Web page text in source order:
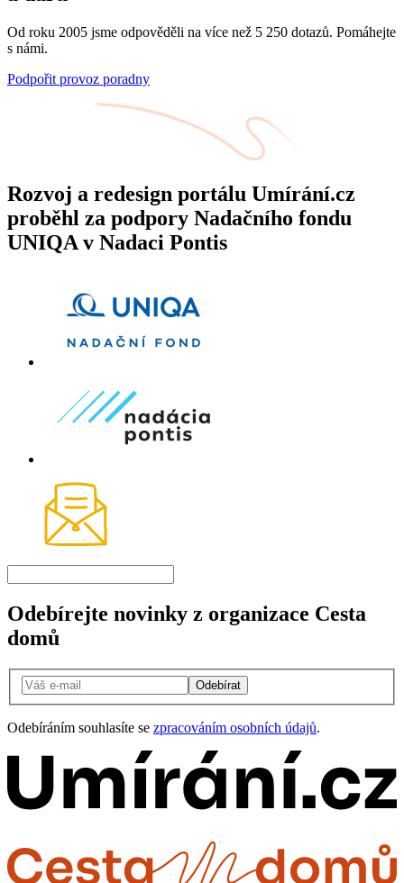
Od roku 2005 jsme odpověděli na více než 5 250 dotazů. Pomáhejte
s námi.
Podpořit provoz poradny
Rozvoj a redesign portálu Umírání.cz
proběhl za podpory Nadačního fondu
UNIQA v Nadaci Pontis
Odebírejte novinky z organizace Cesta
domů
Odebírat
Odebíráním souhlasíte se zpracováním osobních údajů.